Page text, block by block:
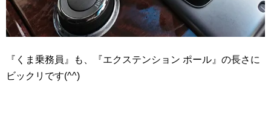
『くま乗務員』も、『エクステンション ポール』の長さに
ビックリです(^^)